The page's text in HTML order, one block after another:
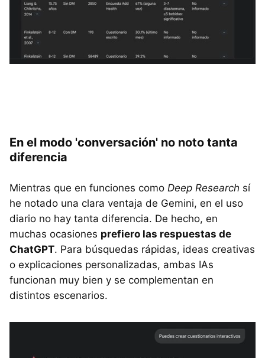
En el modo 'conversación' no noto tanta
diferencia
Mientras que en funciones como Deep Research sí
he notado una clara ventaja de Gemini, en el uso
diario no hay tanta diferencia. De hecho, en
muchas ocasiones prefiero las respuestas de
ChatGPT. Para búsquedas rápidas, ideas creativas
o explicaciones personalizadas, ambas IAs
funcionan muy bien y se complementan en
distintos escenarios.